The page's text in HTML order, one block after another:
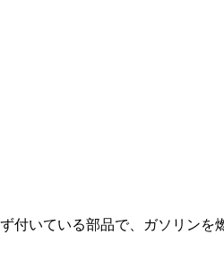
付いている部品で、ガソリンを